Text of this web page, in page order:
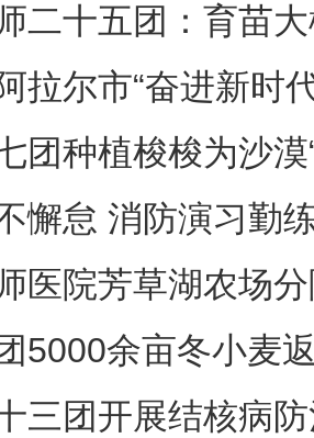
二十五团：育苗
拉尔市“奋进新时
团种植梭梭为沙漠
懈怠 消防演习
院
医院芳草湖农场
5000余亩冬小麦
三团开展结核病